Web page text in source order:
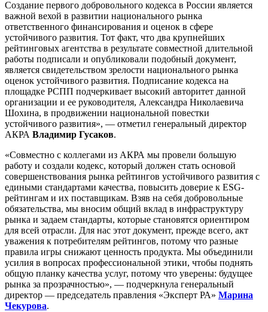
Создание первого добровольного кодекса в России является
важной вехой в развитии национального рынка
ответственного финансирования и оценок в сфере
устойчивого развития. Тот факт, что два крупнейших
рейтинговых агентства в результате совместной длительной
работы подписали и опубликовали подобный документ,
является свидетельством зрелости национального рынка
оценок устойчивого развития. Подписание кодекса на
площадке РСПП подчеркивает высокий авторитет данной
организации и ее руководителя, Александра Николаевича
Шохина, в продвижении национальной повестки
устойчивого развития», — отметил генеральный директор
АКРА Владимир Гусаков.
«Совместно с коллегами из АКРА мы провели большую
работу и создали кодекс, который должен стать основой
совершенствования рынка рейтингов устойчивого развития с
едиными стандартами качества, повысить доверие к ESG-
рейтингам и их поставщикам. Взяв на себя добровольные
обязательства, мы вносим общий вклад в инфраструктуру
рынка и задаем стандарты, которые становятся ориентиром
для всей отрасли. Для нас этот документ, прежде всего, акт
уважения к потребителям рейтингов, потому что разные
правила игры снижают ценность продукта. Мы объединили
усилия в вопросах профессиональной этики, чтобы поднять
общую планку качества услуг, потому что уверены: будущее
рынка за прозрачностью», — подчеркнула генеральный
директор — председатель правления «Эксперт РА» Марина
Чекурова.